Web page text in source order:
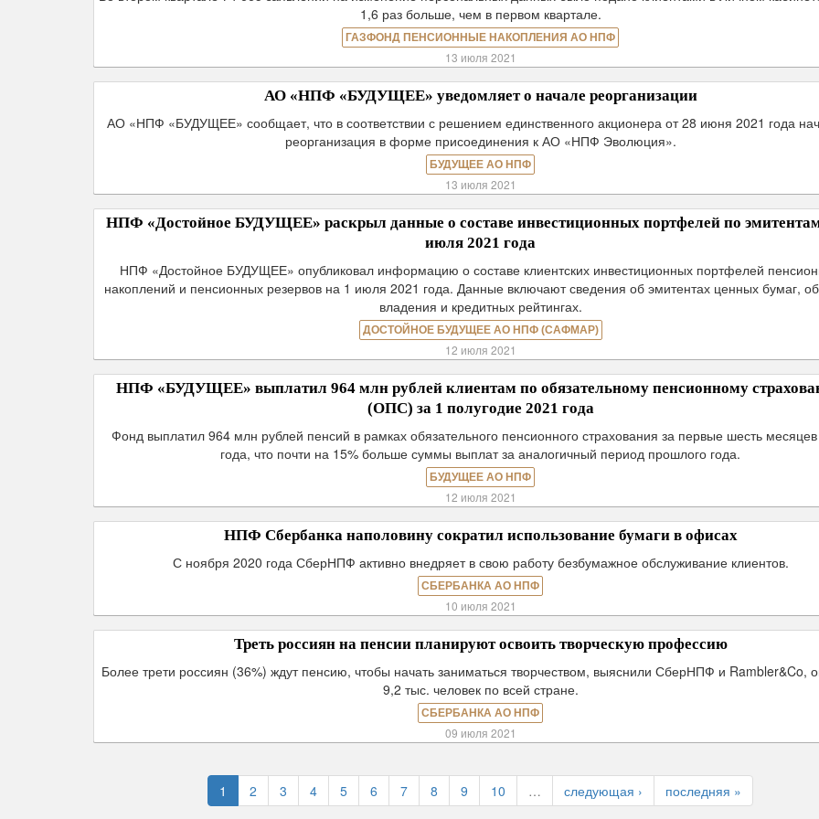
1,6 раз больше, чем в первом квартале.
ГАЗФОНД ПЕНСИОННЫЕ НАКОПЛЕНИЯ АО НПФ
13 июля 2021
АО «НПФ «БУДУЩЕЕ» уведомляет о начале реорганизации
АО «НПФ «БУДУЩЕЕ» сообщает, что в соответствии с решением единственного акционера от 28 июня 2021 года
реорганизация в форме присоединения к АО «НПФ Эволюция».
БУДУЩЕЕ АО НПФ
13 июля 2021
НПФ «Достойное БУДУЩЕЕ» раскрыл данные о составе инвестиционных портфелей по
июля 2021 года
НПФ «Достойное БУДУЩЕЕ» опубликовал информацию о составе клиентских инвестиционных портфелей
накоплений и пенсионных резервов на 1 июля 2021 года. Данные включают сведения об эмитентах ценных бумаг,
владения и кредитных рейтингах.
ДОСТОЙНОЕ БУДУЩЕЕ АО НПФ (САФМАР)
12 июля 2021
НПФ «БУДУЩЕЕ» выплатил 964 млн рублей клиентам по обязательному пенсионному
(ОПС) за 1 полугодие 2021 года
Фонд выплатил 964 млн рублей пенсий в рамках обязательного пенсионного страхования за первые шесть месяцев
года, что почти на 15% больше суммы выплат за аналогичный период прошлого года.
БУДУЩЕЕ АО НПФ
12 июля 2021
НПФ Сбербанка наполовину сократил использование бумаги в офисах
С ноября 2020 года СберНПФ активно внедряет в свою работу безбумажное обслуживание клиентов.
СБЕРБАНКА АО НПФ
10 июля 2021
Треть россиян на пенсии планируют освоить творческую профессию
Более трети россиян (36%) ждут пенсию, чтобы начать заниматься творчеством, выяснили СберНПФ и Rambler&Co,
9,2 тыс. человек по всей стране.
СБЕРБАНКА АО НПФ
09 июля 2021
1 2 3 4 5 6 7 8 9 10 … следующая › последняя »